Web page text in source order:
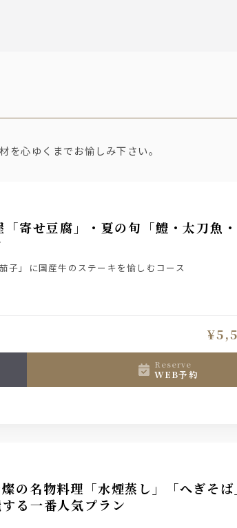
を心ゆくまでお愉しみ下さい。
寄せ豆腐」・夏の旬「鱧・太刀魚
子」に国産牛のステーキを愉しむコース
reserve
WEB予約
名物料理「水煙蒸し」「へぎそば
る一番人気プラン